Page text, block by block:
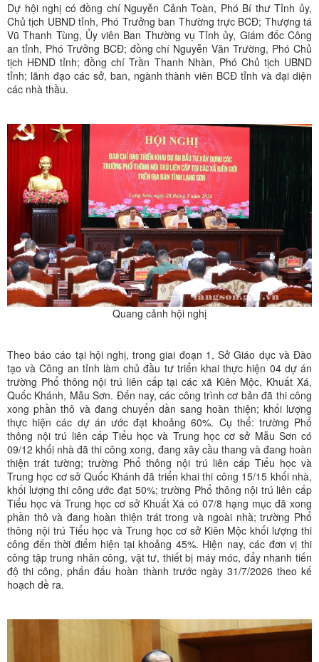
Dự hội nghị có đồng chí Nguyễn Cảnh Toàn, Phó Bí thư Tỉnh ủy,
Chủ tịch UBND tỉnh, Phó Trưởng ban Thường trực BCĐ; Thượng tá
Vũ Thanh Tùng, Ủy viên Ban Thường vụ Tỉnh ủy, Giám đốc Công
an tỉnh, Phó Trưởng BCĐ; đồng chí Nguyễn Văn Trường, Phó Chủ
tịch HĐND tỉnh; đồng chí Trần Thanh Nhàn, Phó Chủ tịch UBND
tỉnh; lãnh đạo các sở, ban, ngành thành viên BCĐ tỉnh và đại diện
các nhà thầu.
Quang cảnh hội nghị
Theo báo cáo tại hội nghị, trong giai đoạn 1, Sở Giáo dục và Đào
tạo và Công an tỉnh làm chủ đầu tư triển khai thực hiện 04 dự án
trường Phổ thông nội trú liên cấp tại các xã Kiên Mộc, Khuất Xá,
Quốc Khánh, Mẫu Sơn. Đến nay, các công trình cơ bản đã thi công
xong phần thô và đang chuyển dần sang hoàn thiện; khối lượng
thực hiện các dự án ước đạt khoảng 60%. Cụ thể: trường Phổ
thông nội trú liên cấp Tiểu học và Trung học cơ sở Mẫu Sơn có
09/12 khối nhà đã thi công xong, đang xây cầu thang và đang hoàn
thiện trát tường; trường Phổ thông nội trú liên cấp Tiểu học và
Trung học cơ sở Quốc Khánh đã triển khai thi công 15/15 khối nhà,
khối lượng thi công ước đạt 50%; trường Phổ thông nội trú liên cấp
Tiểu học và Trung học cơ sở Khuất Xá có 07/8 hạng mục đã xong
phần thô và đang hoàn thiện trát trong và ngoài nhà; trường Phổ
thông nội trú Tiểu học và Trung học cơ sở Kiên Mộc khối lượng thi
công đến thời điểm hiện tại khoảng 45%. Hiện nay, các đơn vị thi
công tập trung nhân công, vật tư, thiết bị máy móc, đẩy nhanh tiến
độ thi công, phấn đấu hoàn thành trước ngày 31/7/2026 theo kế
hoạch đề ra.